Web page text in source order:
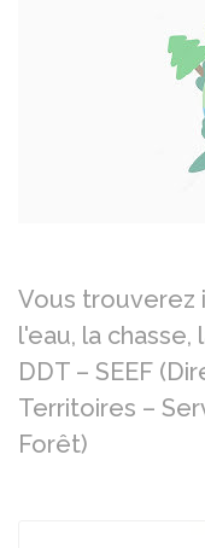
Vous trouverez
l'eau, la chasse,
DDT – SEEF
Territoires –
Forêt)